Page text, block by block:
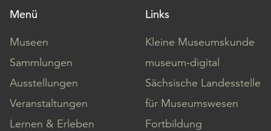
Menü
Museen
Sammlungen
Ausstellungen
Veranstaltungen
Lernen & Erleben
Links
Kleine Museumskunde
museum-digital
Sächsische Landesstelle
für Museumswesen
Fortbildung